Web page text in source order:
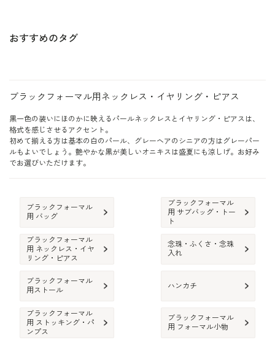
おすすめのタグ
ブラックフォーマル用ネックレス・イヤリング・ピアス
黒一色の装いにほのかに映えるパールネックレスとイヤリング・ピアスは、
格式を感じさせるアクセント。
初めて揃える方は基本の白のパール、グレーヘアのシニアの方はグレーパー
ルもよいでしょう。艶やかな黒が美しいオニキスは盛夏にも涼しげ。お好み
でお選びいただけます。
ブラックフォーマル
用 バッグ
ブラックフォーマル
用 サブバッグ・トー
ト
ブラックフォーマル
用 ネックレス・イヤ
リング・ピアス
念珠・ふくさ・念珠
入れ
ブラックフォーマル
用ストール
ハンカチ
ブラックフォーマル
用 ストッキング・パ
ンプス
ブラックフォーマル
用 フォーマル小物